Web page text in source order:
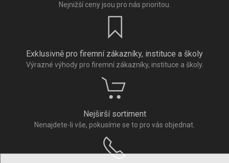
Nejnižší ceny jsou pro nás prioritou.
Exklusivně pro firemní zákazníky, instituce a školy
Výrazné výhody pro firemní zákazníky, instituce a školy.
Nejširší sortiment
Nenajdete-li vše, pokusíme se to pro vás objednat.